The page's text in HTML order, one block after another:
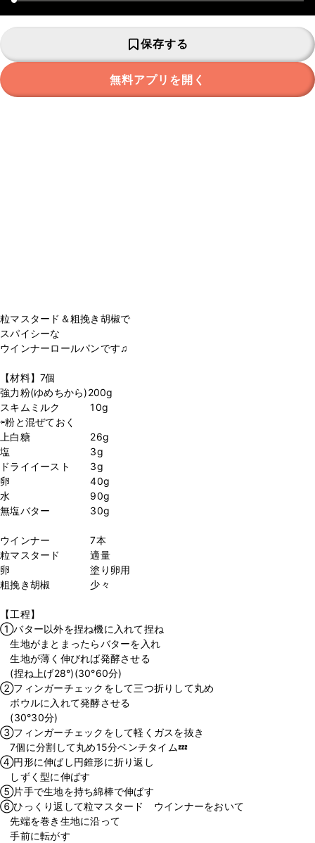
保存する
無料アプリを開く
粒マスタード＆粗挽き胡椒で
スパイシーな
ウインナーロールパンです♫
【材料】7個
強力粉(ゆめちから)200g
スキムミルク 10g
⇦粉と混ぜておく
上白糖 26g
塩 3g
ドライイースト 3g
卵 40g
水 90g
無塩バター 30g
ウインナー 7本
粒マスタード 適量
卵 塗り卵用
粗挽き胡椒 少々
【工程】
①バター以外を捏ね機に入れて捏ね
生地がまとまったらバターを入れ
生地が薄く伸びれば発酵させる
(捏ね上げ28°)(30°60分)
②フィンガーチェックをして三つ折りして丸め
ボウルに入れて発酵させる
(30°30分)
③フィンガーチェックをして軽くガスを抜き
7個に分割して丸め15分ベンチタイム💤
④円形に伸ばし円錐形に折り返し
しずく型に伸ばす
⑤片手で生地を持ち綿棒で伸ばす
⑥ひっくり返して粒マスタード ウインナーをおいて
先端を巻き生地に沿って
手前に転がす